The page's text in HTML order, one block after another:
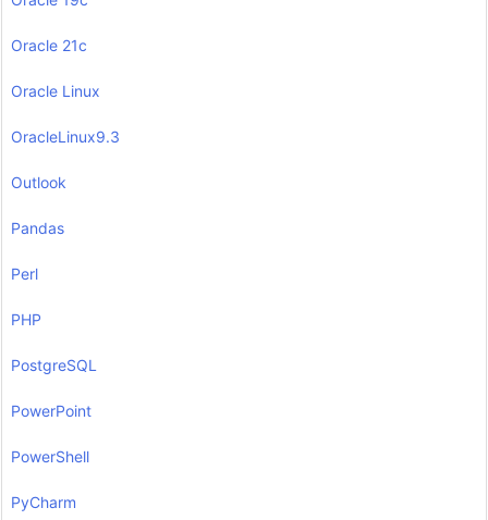
Oracle 21c
Oracle Linux
OracleLinux9.3
Outlook
Pandas
Perl
PHP
PostgreSQL
PowerPoint
PowerShell
PyCharm